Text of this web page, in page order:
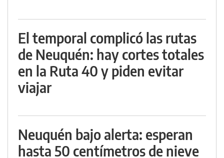
El temporal complicó las rutas
de Neuquén: hay cortes totales
en la Ruta 40 y piden evitar
viajar
Neuquén bajo alerta: esperan
hasta 50 centímetros de nieve